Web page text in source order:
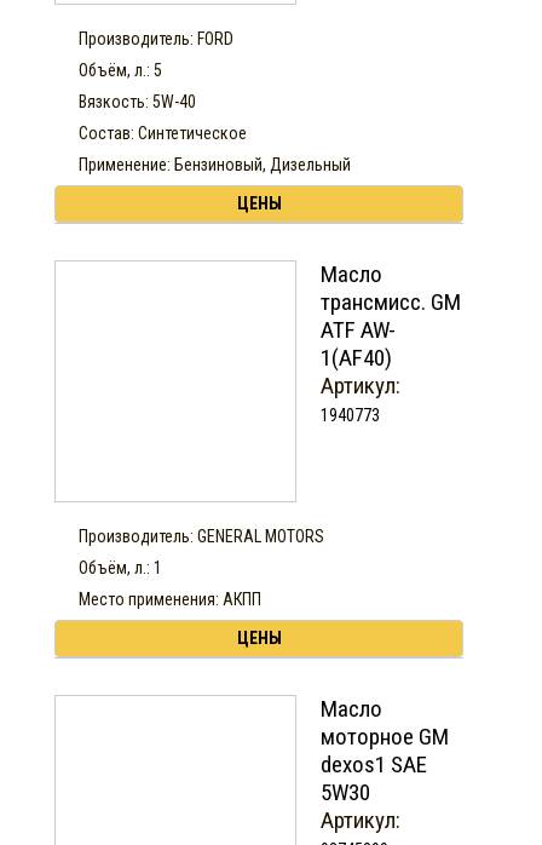
Производитель: FORD
Объём, л.: 5
Вязкость: 5W-40
Состав: Синтетическое
Применение: Бензиновый, Дизельный
ЦЕНЫ
Масло
трансмисс. GM
ATF AW-
1(AF40)
Артикул:
1940773
Производитель: GENERAL MOTORS
Объём, л.: 1
Место применения: АКПП
ЦЕНЫ
Масло
моторное GM
dexos1 SAE
5W30
Артикул: